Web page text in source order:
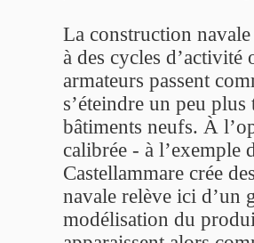
La construction
à des cycles
armateurs passent
s’éteindre un peu
bâtiments neufs. À
calibrée - à l’exemple
Castellammare crée
navale relève ici d’un
modélisation du